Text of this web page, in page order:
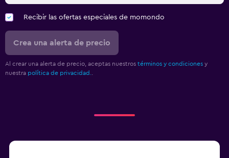
Recibir las ofertas especiales de momondo
Crea una alerta de precio
Al crear una alerta de precio, aceptas nuestros términos y condiciones y
nuestra política de privacidad.